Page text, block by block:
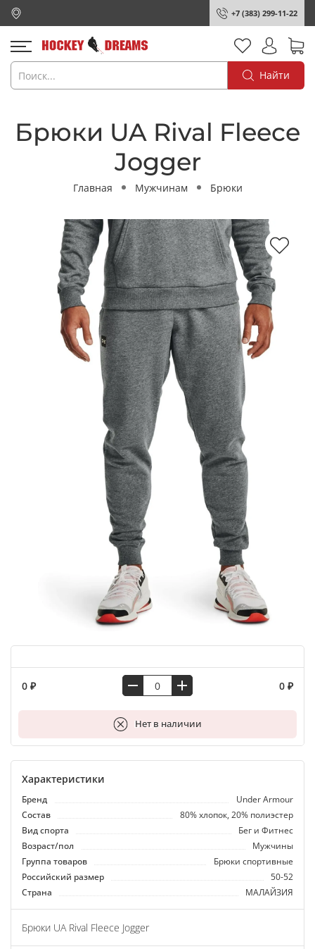
+7 (383) 299-11-22
Найти
Брюки UA Rival Fleece
Jogger
Главная Мужчинам Брюки
0 ₽ 0 ₽
Нет в наличии
В корзину
Характеристики
Бренд
Under Armour
Состав
80% хлопок, 20% полиэстер
Вид спорта
Бег и Фитнес
Возраст/пол
Мужчины
Группа товаров
Брюки спортивные
Российский размер
50-52
Страна
МАЛАЙЗИЯ
Брюки UA Rival Fleece Jogger